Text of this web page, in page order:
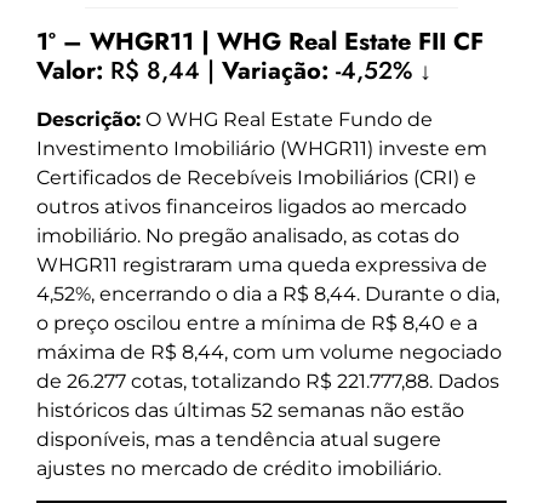
1º – WHGR11 | WHG Real Estate FII CF
Valor: R$ 8,44 | Variação: -4,52% ↓
Descrição: O WHG Real Estate Fundo de
Investimento Imobiliário (WHGR11) investe em
Certificados de Recebíveis Imobiliários (CRI) e
outros ativos financeiros ligados ao mercado
imobiliário. No pregão analisado, as cotas do
WHGR11 registraram uma queda expressiva de
4,52%, encerrando o dia a R$ 8,44. Durante o dia,
o preço oscilou entre a mínima de R$ 8,40 e a
máxima de R$ 8,44, com um volume negociado
de 26.277 cotas, totalizando R$ 221.777,88. Dados
históricos das últimas 52 semanas não estão
disponíveis, mas a tendência atual sugere
ajustes no mercado de crédito imobiliário.